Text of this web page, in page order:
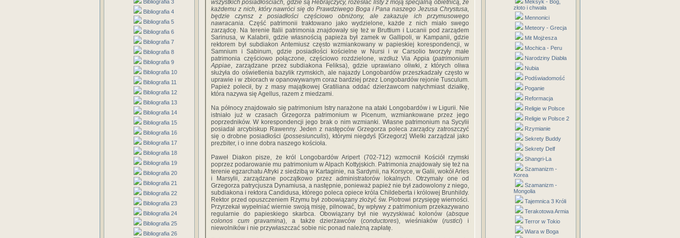
Bibliografia 3
Bibliografia 4
Bibliografia 5
Bibliografia 6
Bibliografia 7
Bibliografia 8
Bibliografia 9
Bibliografia 10
Bibliografia 11
Bibliografia 12
Bibliografia 13
Bibliografia 14
Bibliografia 15
Bibliografia 16
Bibliografia 17
Bibliografia 18
Bibliografia 19
Bibliografia 20
Bibliografia 21
Bibliografia 22
Bibliografia 23
Bibliografia 24
Bibliografia 25
Bibliografia 26
wszystkich posiadłościach, gdzie są Hebrajczycy, rozesłać listy z moją specjalną obietnicą, że
każdemu z nich, który nawróci się do Prawdziwego Boga i Pana naszego Jezusa Chrystusa,
będzie czynsz z posiadłości częściowo obniżony, ale zakazuje ich przymusowego
nawracania. Część patrimonii traktowano jako wydzielone, każde z nich miało swego
zarządcę. Na terenie Italii patrimonia znajdowały się też w Bruttium i Lucanii pod zarządem
Sarinusa, w Kalabrii, gdzie własnością papieża był zamek w Gallipoli, w Kampanii, gdzie
rektorem był subdiakon Antemiusz często wzmiankowany w papieskiej korespondencji, w
Samnium i Sabinum, gdzie posiadłości kościelne w Nursi i w Carsolio tworzyły małe
patrimonia częściowo połączone, częściowo rozdzielone, wzdłuż Via Appia (patrimonium
Appiae, zarządzane przez subdiakona Feliksa), gdzie uprawiano oliwki, z których oliwa
służyła do oświetlenia bazylik rzymskich, ale najazdy Longobardów przeszkadzały często w
uprawie i w zbiorach w opanowywanym coraz bardziej przez Longobardów rejonie Tusculum.
Papież polecił, by z masy majątkowej Gratiliana oddać dzierżawcom natychmiast działkę,
która nazywa się Agellus, razem z miedzami.
Na północy znajdowało się patrimonium Istry narażone na ataki Longobardów i w Ligurii. Nie
istniało już w czasach Grzegorza patrimonium w Picenum, wzmiankowane przez jego
poprzedników. W korespondencji jego brak o nim wzmianki. Własne patrimonium na Sycylii
posiadał arcybiskup Rawenny. Jeden z następców Grzegorza poleca zarządcy zatroszczyć
się o drobne posiadłości (possesiunculis), którymi niegdyś [Grzegorz] Wielki zarządzał jako
prezbiter, i o inne dobra naszego kościoła.
Paweł Diakon pisze, że król Longobardów Aripert (702-712) wzmocnił Kościół rzymski
poprzez podarowanie mu patrimonium w Alpach Kottyjskich. Patrimonia znajdowały się też na
terenie egzarchatu Afryki z siedzibą w Kartaginie, na Sardynii, na Korsyce, w Galii, wokół Arles
i Marsylii, zarządzane początkowo przez administratorów lokalnych. Otrzymały one od
Grzegorza patrycjusza Dynamiusa, a następnie, ponieważ papież nie był zadowolony z niego,
subdiakona i rektora Candidusa, którego poleca opiece króla Childeberta i królowej Brunhildy.
Rektor przed opuszczeniem Rzymu był zobowiązany złożyć św. Piotrowi przysięgę wierności.
Przyrzekał wypełniać wiernie swoją misję, pilnować, by wpływy z patrimonium przekazywano
regularnie do papieskiego skarbca. Obowiązany był nie wyzyskiwać kolonów (absque
colonos cum gravamina), a także dzierżawców (conductores), wieśniaków (rustici) i
niewolników i nie przywłaszczać sobie nic ponad należną zapłatę.
Meksyk - Bóg,
złoto i chwała
Mennonici
Meteory - Grecja
Mit Mojżesza
Mochica - Peru
Narodziny Diabła
Nubia
Podświadomość
Poganie
Reformacja
Religie w Polsce
Religie w Polsce 2
Rzymianie
Sekrety Buddy
Sekrety Delf
Shangri-La
Szamanizm -
Korea
Szamanizm -
Mongolia
Tajemnica 3 Króli
Terakotowa Armia
Terror w Tokio
Wiara w Boga